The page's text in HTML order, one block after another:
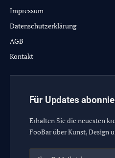
Impressum
Datenschutzerklärung
AGB
Kontakt
Für Updates
Erhalten Sie die neuesten
FooBar über Kunst, Design